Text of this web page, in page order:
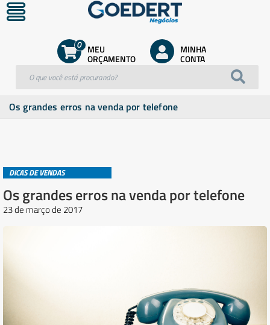
MEU
ORÇAMENTO
0 MINHA
CONTA
Os grandes erros na venda por telefone
DICAS DE VENDAS
Os grandes erros na venda por telefone
23 de março de 2017